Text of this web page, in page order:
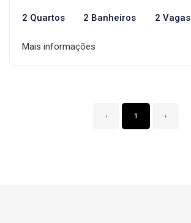
2 Quartos 2 Banheiros 2 Vagas
Mais informações
‹ 1 ›